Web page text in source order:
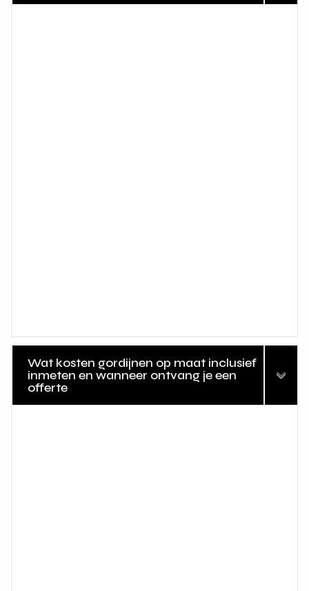
Wat kosten gordijnen op maat inclusief
inmeten en wanneer ontvang je een
offerte